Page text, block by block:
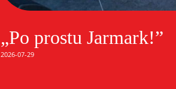
„Po prostu Jarmark!”
2026-07-29